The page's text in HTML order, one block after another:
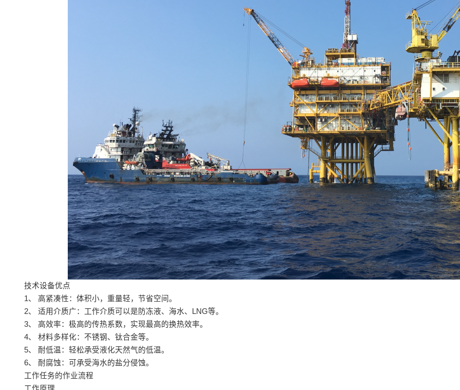
技术设备优点
1、 高紧凑性：体积小，重量轻，节省空间。
2、 适用介质广：工作介质可以是防冻液、海水、LNG等。
3、 高效率：极高的传热系数，实现最高的换热效率。
4、 材料多样化：不锈钢、钛合金等。
5、 耐低温：轻松承受液化天然气的低温。
6、 耐腐蚀：可承受海水的盐分侵蚀。
工作任务的作业流程